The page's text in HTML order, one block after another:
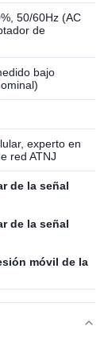
50/60Hz (AC
de
bajo
experto en
red ATNJ
de la señal
de la señal
móvil de la